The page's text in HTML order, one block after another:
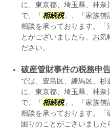
に、東京都、埼玉県、神
で、「 相続税」、「家族信
相談を承っております。「
とがございましたら、お気
ださい。
破産管財事件の税務申
では、豊島区、練馬区、
に、東京都、埼玉県、神
で、「 相続税」、「家族信
相談を承っております。「
困りのことがございまし